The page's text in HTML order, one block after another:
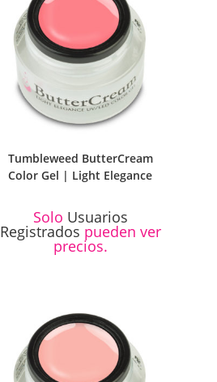
Tumbleweed ButterCream
Color Gel | Light Elegance
Solo Usuarios
Registrados pueden ver
precios.